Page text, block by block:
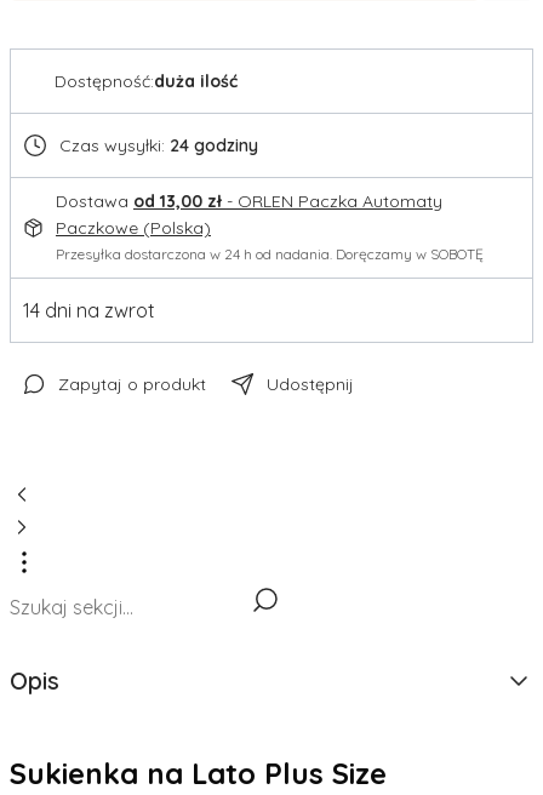
Dostępność:duża ilość
Czas wysyłki: 24 godziny
Dostawa od 13,00 zł - ORLEN Paczka Automaty
Paczkowe (Polska)
Przesyłka dostarczona w 24 h od nadania. Doręczamy w SOBOTĘ
14 dni na zwrot
Zapytaj o produkt Udostępnij
Opis
Sukienka na Lato Plus Size